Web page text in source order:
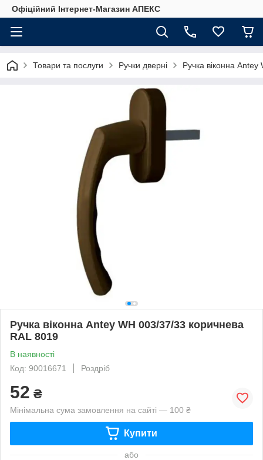
Офіційний Інтернет-Магазин АПЕКС
Товари та послуги Ручки дверні Ручка віконна
Ручка віконна Antey WH 003/37/33 коричнева
RAL 8019
В наявності
Код: 90016671
Роздріб
52 ₴
Мінімальна сума замовлення на сайті — 100 ₴
Купити
або